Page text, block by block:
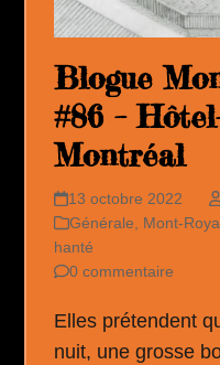
Blogue
#86 –
Montréal
13 octobre 2022
Générale, Mont-
hanté
0 commentaire
Elles prétendent
nuit, une grosse